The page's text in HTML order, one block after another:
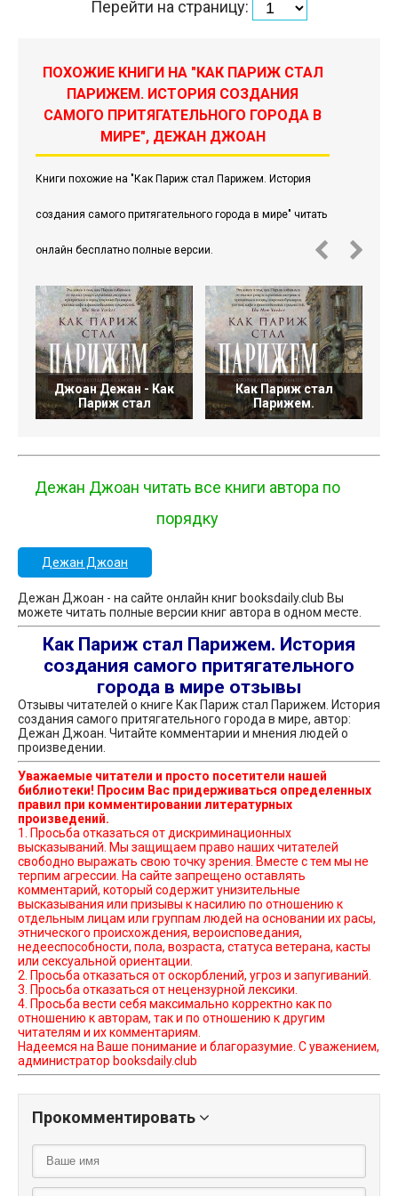
Перейти на страницу:
ПОХОЖИЕ КНИГИ НА "КАК ПАРИЖ СТАЛ
ПАРИЖЕМ. ИСТОРИЯ СОЗДАНИЯ
САМОГО ПРИТЯГАТЕЛЬНОГО ГОРОДА В
МИРЕ", ДЕЖАН ДЖОАН
Книги похожие на "Как Париж стал Парижем. История
создания самого притягательного города в мире" читать
онлайн бесплатно полные версии.
Джоан Дежан - Как
Париж стал
Как Париж стал
Парижем.
Дежан Джоан читать все книги автора по
порядку
Дежан Джоан
Дежан Джоан - на сайте онлайн книг booksdaily.club Вы
можете читать полные версии книг автора в одном месте.
Как Париж стал Парижем. История
создания самого притягательного
города в мире отзывы
Отзывы читателей о книге Как Париж стал Парижем. История
создания самого притягательного города в мире, автор:
Дежан Джоан. Читайте комментарии и мнения людей о
произведении.
Уважаемые читатели и просто посетители нашей
библиотеки! Просим Вас придерживаться определенных
правил при комментировании литературных
произведений.
1. Просьба отказаться от дискриминационных
высказываний. Мы защищаем право наших читателей
свободно выражать свою точку зрения. Вместе с тем мы не
терпим агрессии. На сайте запрещено оставлять
комментарий, который содержит унизительные
высказывания или призывы к насилию по отношению к
отдельным лицам или группам людей на основании их расы,
этнического происхождения, вероисповедания,
недееспособности, пола, возраста, статуса ветерана, касты
или сексуальной ориентации.
2. Просьба отказаться от оскорблений, угроз и запугиваний.
3. Просьба отказаться от нецензурной лексики.
4. Просьба вести себя максимально корректно как по
отношению к авторам, так и по отношению к другим
читателям и их комментариям.
Надеемся на Ваше понимание и благоразумие. С уважением,
администратор booksdaily.club
Прокомментировать